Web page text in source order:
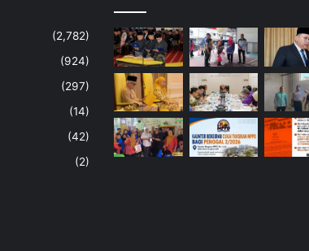
(2,782)
(924)
(297)
(14)
(42)
(2)